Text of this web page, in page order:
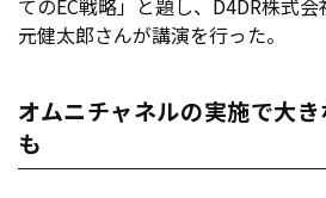
てのEC戦略」と題し、D4DR株式
元健太郎さんが講演を行った。
オムニチャネルの実施で大
も